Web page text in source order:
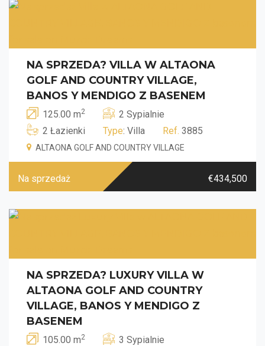
NA SPRZEDA? VILLA W ALTAONA
GOLF AND COUNTRY VILLAGE,
BANOS Y MENDIGO Z BASENEM
125.00 m2
2 Sypialnie
2 Łazienki
Type: Villa Ref. 3885
ALTAONA GOLF AND COUNTRY VILLAGE
Na sprzedaż €434,500
NA SPRZEDA? LUXURY VILLA W
ALTAONA GOLF AND COUNTRY
VILLAGE, BANOS Y MENDIGO Z
BASENEM
105.00 m2
3 Sypialnie